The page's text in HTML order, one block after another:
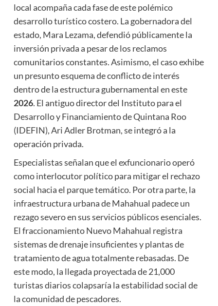
local acompaña cada fase de este polémico
desarrollo turístico costero. La gobernadora del
estado, Mara Lezama, defendió públicamente la
inversión privada a pesar de los reclamos
comunitarios constantes. Asimismo, el caso exhibe
un presunto esquema de conflicto de interés
dentro de la estructura gubernamental en este
2026. El antiguo director del Instituto para el
Desarrollo y Financiamiento de Quintana Roo
(IDEFIN), Ari Adler Brotman, se integró a la
operación privada.
Especialistas señalan que el exfuncionario operó
como interlocutor político para mitigar el rechazo
social hacia el parque temático. Por otra parte, la
infraestructura urbana de Mahahual padece un
rezago severo en sus servicios públicos esenciales.
El fraccionamiento Nuevo Mahahual registra
sistemas de drenaje insuficientes y plantas de
tratamiento de agua totalmente rebasadas. De
este modo, la llegada proyectada de 21,000
turistas diarios colapsaría la estabilidad social de
la comunidad de pescadores.